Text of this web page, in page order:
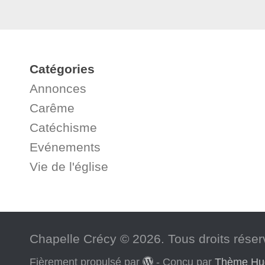
Catégories
Annonces
Carême
Catéchisme
Evénements
Vie de l'église
Chapelle Crécy © 2026. Tous droits
Fièrement propulsé par - Conçu parThème